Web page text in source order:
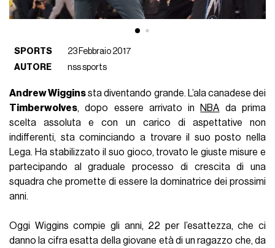
SPORTS
23 Febbraio 2017
AUTORE
nss sports
Andrew Wigginssta diventando grande. L’ala canadese dei
Timberwolves, dopo essere arrivato in NBA da prima
scelta assoluta e con un carico di aspettative non
indifferenti, sta cominciando a trovare il suo posto nella
Lega. Ha stabilizzato il suo gioco, trovato le giuste misure e
partecipando al graduale processo di crescita di una
squadra che promette di essere la dominatrice dei prossimi
anni.
Oggi Wiggins compie gli anni, 22 per l’esattezza, che ci
danno la cifra esatta della giovane età di un ragazzo che, da